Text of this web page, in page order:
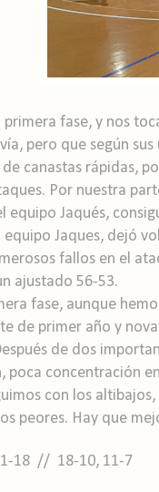
fase, y nos
pero que según
canastas rápidas,
Por nuestra
equipo Jaqués,
equipo Jaques, dejó
fallos en el
ajustado 56-53.
fase, aunque
de primer año y
de dos
poca concentración
con los
peores. Hay que
18 // 18-10, 11-7